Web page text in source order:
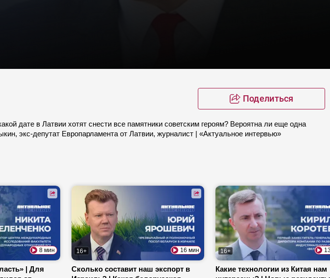
Поделиться
дате в Латвии хотят снести все памятники советским героям? Вероятна ли еще одна
экс-депутат Европарламента от Латвии, журналист | «Актуальное интервью»
8 мин
| Для
16+ 16 мин
Сколько составит наш экспорт в
16+
Какие технологии из Китая нам